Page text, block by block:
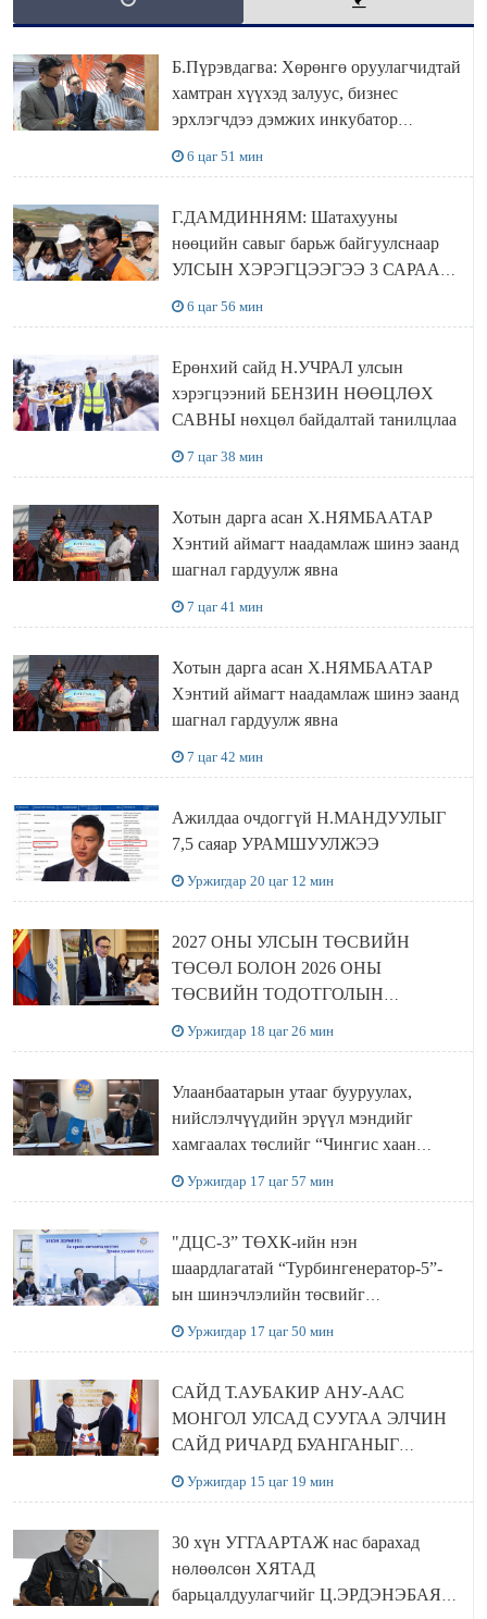
Б.Пүрэвдагва: Хөрөнгө оруулагчидтай
хамтран хүүхэд залуус, бизнес
эрхлэгчдээ дэмжих инкубатор
6 цаг 51 мин
Г.ДАМДИННЯМ: Шатахууны
нөөцийн савыг барьж байгуулснаар
УЛСЫН ХЭРЭГЦЭЭГЭЭ 3 САРААР
6 цаг 56 мин
Ерөнхий сайд Н.УЧРАЛ улсын
хэрэгцээний БЕНЗИН НӨӨЦЛӨХ
САВНЫ нөхцөл байдалтай танилцлаа
7 цаг 38 мин
Хотын дарга асан Х.НЯМБААТАР
Хэнтий аймагт наадамлаж шинэ заанд
шагнал гардуулж явна
7 цаг 41 мин
Хотын дарга асан Х.НЯМБААТАР
Хэнтий аймагт наадамлаж шинэ заанд
шагнал гардуулж явна
7 цаг 42 мин
Ажилдаа очдоггүй Н.МАНДУУЛЫГ
7,5 саяар УРАМШУУЛЖЭЭ
Уржигдар 20 цаг 12 мин
2027 ОНЫ УЛСЫН ТӨСВИЙН
ТӨСӨЛ БОЛОН 2026 ОНЫ
ТӨСВИЙН ТОДОТГОЛЫН
Уржигдар 18 цаг 26 мин
Улаанбаатарын утааг бууруулах,
нийслэлчүүдийн эрүүл мэндийг
хамгаалах төслийг “Чингис хаан
Уржигдар 17 цаг 57 мин
"ДЦС-3” ТӨХК-ийн нэн
шаардлагатай “Турбингенератор-5”-
ын шинэчлэлийн төсвийг
Уржигдар 17 цаг 50 мин
САЙД Т.АУБАКИР АНУ-ААС
МОНГОЛ УЛСАД СУУГАА ЭЛЧИН
САЙД РИЧАРД БУАНГАНЫГ
Уржигдар 15 цаг 19 мин
30 хүн УГГААРТАЖ нас барахад
нөлөөлсөн ХЯТАД
барьцалдуулагчийг Ц.ЭРДЭНЭБАЯР